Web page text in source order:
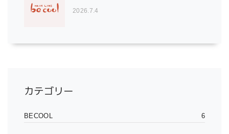
2026.7.4
カテゴリー
BECOOL 6